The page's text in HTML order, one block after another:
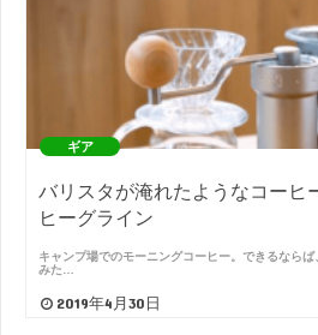
ギア
バリスタが淹れたようなコーヒ
ヒーグライン
キャンプ場でのモーニングコーヒー。できるなら
みた…
2019年4月30日